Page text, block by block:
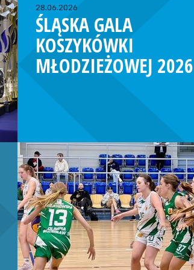
28.06.2026
ŚLĄSKA GALA
KOSZYKÓWKI
MŁODZIEŻOWEJ 2026